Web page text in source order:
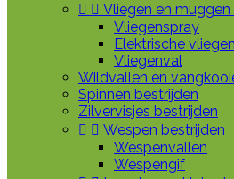
  Vliegen en muggen
Vliegenspray
Elektrische
Vliegenval
Wildvallen en
Spinnen bestrijden
Zilvervisjes bestrijden
  Wespen bestrijden
Wespenvallen
Wespengif